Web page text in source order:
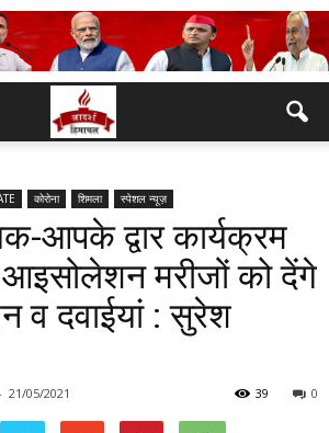
कोरोना शिमला स्पेशल न्यूज़
आपके द्वार कार्यक्रम
मरीजों को देंगे
व दवाईयां : सुरेश
21/05/2021 0
39